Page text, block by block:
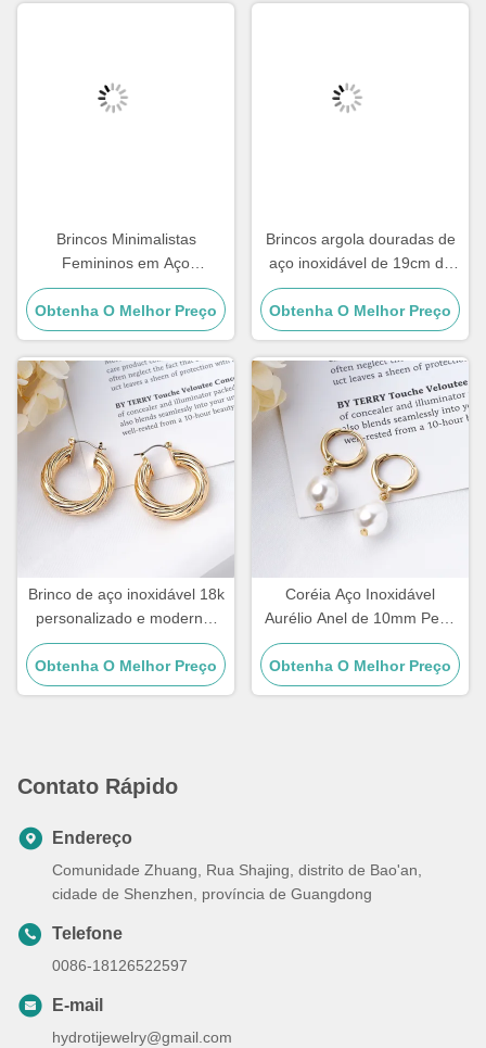
Brincos Minimalistas
Femininos em Aço
Inoxidável 18k Joia Brinco
Quadrado com Formato
Geométrico
Obtenha O Melhor Preço
Brincos argola douradas de
aço inoxidável de 19cm da
moda Joias Clip On Argola
Huggie Prata
Obtenha O Melhor Preço
Brinco de aço inoxidável 18k
personalizado e moderno,
argola grande banhada a
ouro para mulheres
Obtenha O Melhor Preço
Coréia Aço Inoxidável
Aurélio Anel de 10mm Pearl
Drop Aurélio Para Mulheres
Obtenha O Melhor Preço
Contato Rápido
Endereço
Comunidade Zhuang, Rua Shajing, distrito de Bao'an,
cidade de Shenzhen, província de Guangdong
Telefone
0086-18126522597
E-mail
hydrotijewelry@gmail.com